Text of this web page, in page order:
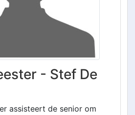
- Stef De
assisteert de senior om